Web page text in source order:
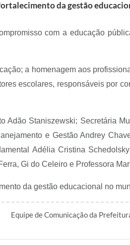
da gestão
com a educação
a homenagem aos
escolares, responsáveis por
Adão Staniszewski; Secretária
e Gestão Andrey
Adélia Cristina
Gi do Celeiro e Professora
da gestão educacional no
Equipe de Comunicação da